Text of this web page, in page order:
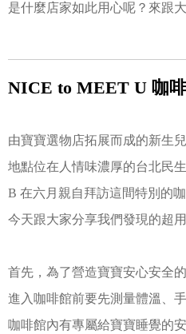
是什麼店家如此用心呢？來跟
NICE to MEET U 咖
由寶寶選物店拓展而成的新生
地點位在人情味濃厚的台北民
B 在六月親自拜訪這間特別的
今天跟大家分享我們發現的超用
首先，為了營造寶寶安心安全
進入咖啡館前要先測量體溫、
咖啡館內有專屬給寶寶睡覺的